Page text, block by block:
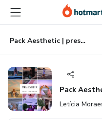
para
conteúdo
principal
para
pagamento
para
rodapé
Pack Aesthetic | presets lightroom
Pack
Letícia